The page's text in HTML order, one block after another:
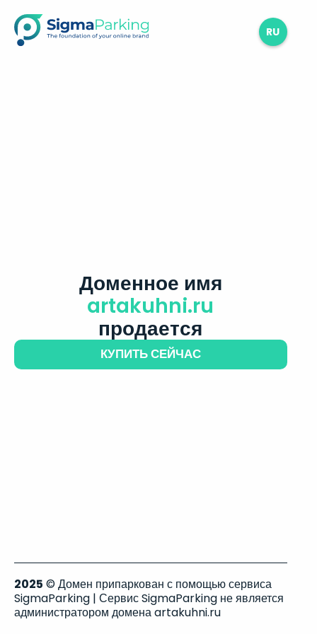
RU
Доменное имя
artakuhni.ru
продается
КУПИТЬ СЕЙЧАС
2025 © Домен припаркован с помощью сервиса
SigmaParking | Сервис SigmaParking не является
администратором домена artakuhni.ru